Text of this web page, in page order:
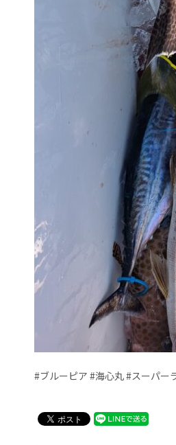
#ブルーピア #海心丸 #スーパー